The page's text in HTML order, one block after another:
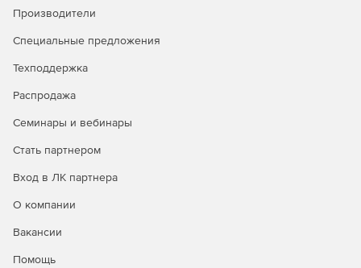
Производители
Специальные предложения
Техподдержка
Распродажа
Семинары и вебинары
Стать партнером
Вход в ЛК партнера
О компании
Вакансии
Помощь